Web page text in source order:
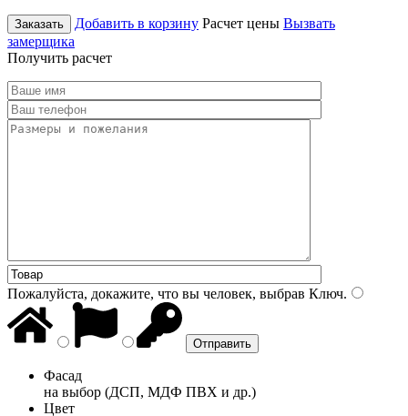
Заказать Добавить в корзину Расчет цены Вызвать
замерщика
Получить расчет
Пожалуйста, докажите, что вы человек, выбрав Ключ.
Фасад
на выбор (ДСП, МДФ ПВХ и др.)
Цвет